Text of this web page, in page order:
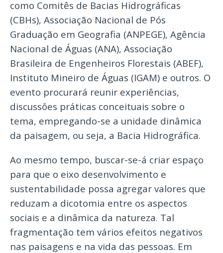
como Comitês de Bacias Hidrográficas
(CBHs), Associação Nacional de Pós
Graduação em Geografia (ANPEGE), Agência
Nacional de Águas (ANA), Associação
Brasileira de Engenheiros Florestais (ABEF),
Instituto Mineiro de Águas (IGAM) e outros. O
evento procurará reunir experiências,
discussões práticas conceituais sobre o
tema, empregando-se a unidade dinâmica
da paisagem, ou seja, a Bacia Hidrográfica.
Ao mesmo tempo, buscar-se-á criar espaço
para que o eixo desenvolvimento e
sustentabilidade possa agregar valores que
reduzam a dicotomia entre os aspectos
sociais e a dinâmica da natureza. Tal
fragmentação tem vários efeitos negativos
nas paisagens e na vida das pessoas. Em